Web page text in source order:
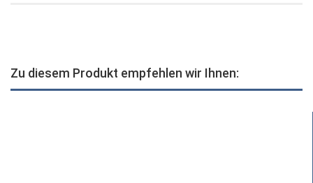
Zu diesem Produkt empfehlen wir Ihnen: